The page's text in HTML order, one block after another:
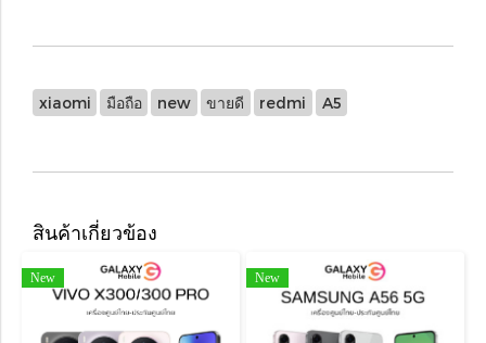
xiaomi มือถือ new ขายดี redmi A5
สินค้าเกี่ยวข้อง
New New